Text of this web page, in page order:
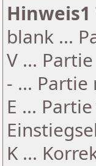
Hinweis1
blank ...
V ...
- ...
E ...
K ...